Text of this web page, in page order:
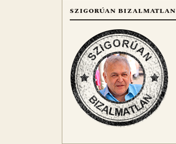
SZIGORÚAN BIZALMATLAN